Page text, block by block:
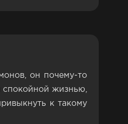
он почему-то
жизнью,
к такому